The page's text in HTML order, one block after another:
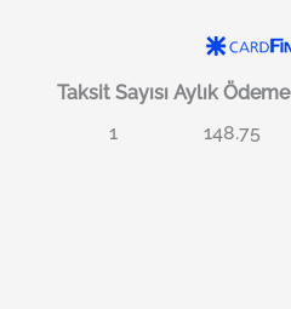
Taksit Sayısı Aylık Ödeme
1
148.75